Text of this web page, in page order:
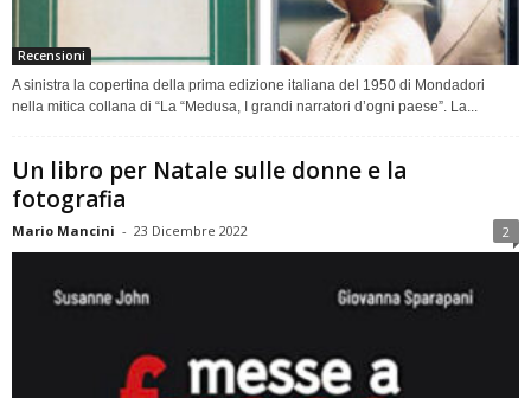
Recensioni
A sinistra la copertina della prima edizione italiana del 1950 di Mondadori
nella mitica collana di “La “Medusa, I grandi narratori d’ogni paese”. La...
Un libro per Natale sulle donne e la
fotografia
Mario Mancini - 23 Dicembre 2022 2